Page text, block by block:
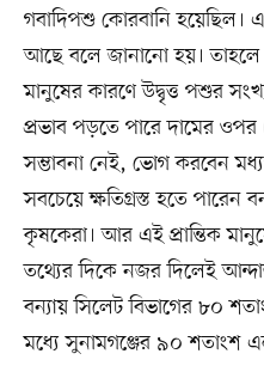
গবাদিপশু কোরবানি হয়েছিল।
আছে বলে জানানো হয়। তাহলে
মানুষের কারণে উদ্বৃত্ত পশুর
প্রভাব পড়তে পারে দামের ওপর
সম্ভাবনা নেই, ভোগ করবেন
সবচেয়ে ক্ষতিগ্রস্ত হতে পারেন
কৃষকেরা। আর এই প্রান্তিক
তথ্যের দিকে নজর দিলেই
বন্যায় সিলেট বিভাগের ৮০
মধ্যে সুনামগঞ্জের ৯০ শতাংশ